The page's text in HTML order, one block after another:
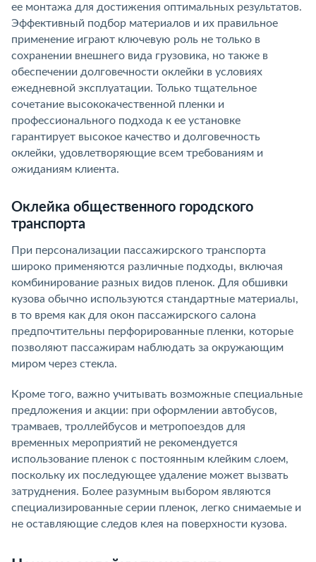
ее монтажа для достижения оптимальных результатов.
Эффективный подбор материалов и их правильное
применение играют ключевую роль не только в
сохранении внешнего вида грузовика, но также в
обеспечении долговечности оклейки в условиях
ежедневной эксплуатации. Только тщательное
сочетание высококачественной пленки и
профессионального подхода к ее установке
гарантирует высокое качество и долговечность
оклейки, удовлетворяющие всем требованиям и
ожиданиям клиента.
Оклейка общественного городского
транспорта
При персонализации пассажирского транспорта
широко применяются различные подходы, включая
комбинирование разных видов пленок. Для обшивки
кузова обычно используются стандартные материалы,
в то время как для окон пассажирского салона
предпочтительны перфорированные пленки, которые
позволяют пассажирам наблюдать за окружающим
миром через стекла.
Кроме того, важно учитывать возможные специальные
предложения и акции: при оформлении автобусов,
трамваев, троллейбусов и метропоездов для
временных мероприятий не рекомендуется
использование пленок с постоянным клейким слоем,
поскольку их последующее удаление может вызвать
затруднения. Более разумным выбором являются
специализированные серии пленок, легко снимаемые и
не оставляющие следов клея на поверхности кузова.